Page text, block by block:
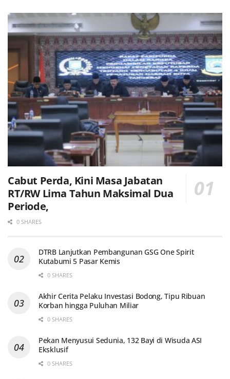
Cabut Perda, Kini Masa Jabatan
RT/RW Lima Tahun Maksimal Dua
Periode,
0 SHARES
DTRB Lanjutkan Pembangunan GSG One Spirit
Kutabumi 5 Pasar Kemis
0 SHARES
Akhir Cerita Pelaku Investasi Bodong, Tipu Ribuan
Korban hingga Puluhan Miliar
0 SHARES
Pekan Menyusui Sedunia, 132 Bayi di Wisuda ASI
Eksklusif
0 SHARES